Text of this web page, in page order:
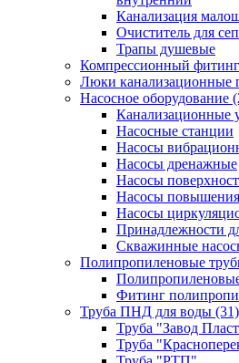
Канализация
Очиститель для
Трапы душевые
Компрессионный
Люки канализационные
Насосное оборудование
Канализационные
Насосные станции
Насосы
Насосы дренажные
Насосы
Насосы
Насосы
Принадлежности
Скважинные
Полипропиленовые
Фитинг
Труба ПНД для воды (31)
Труба "Завод
Труба